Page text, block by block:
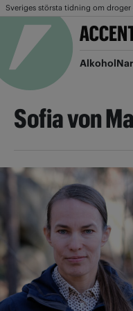
Sveriges största tidning om
Alkohol
Sofia von